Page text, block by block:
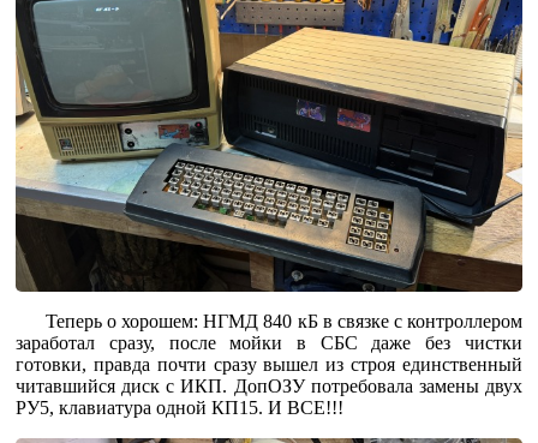
Теперь о хорошем: НГМД 840 кБ в связке с контроллером
заработал сразу, после мойки в СБС даже без чистки
готовки, правда почти сразу вышел из строя единственный
читавшийся диск с ИКП. ДопОЗУ потребовала замены двух
РУ5, клавиатура одной КП15. И ВСЕ!!!